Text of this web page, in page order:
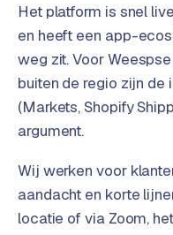
B
e
-
c
o
m
e
c
e
t
→
Het platform is snel
en heeft een app-
weg zit. Voor
buiten de regio zijn
(Markets, Shopify
argument.
Wij werken voor
aandacht en korte
locatie of via Zoom,